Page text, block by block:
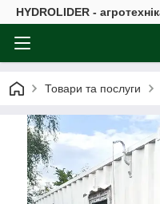
HYDROLIDER -
Товари та послуги